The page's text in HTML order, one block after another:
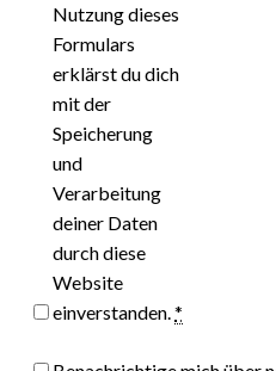
Nutzung dieses
Formulars
erklärst du dich
mit der
Speicherung
und
Verarbeitung
deiner Daten
durch diese
Website
einverstanden.*